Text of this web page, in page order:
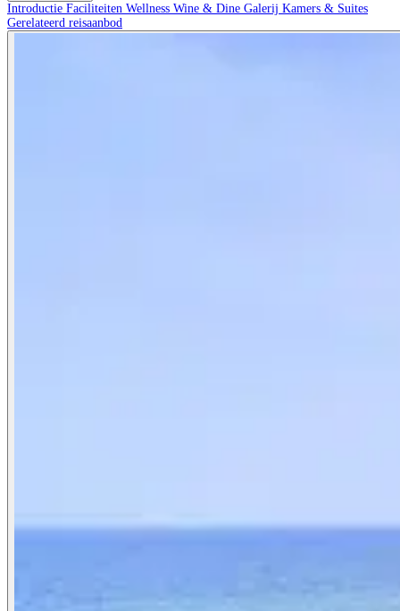
Introductie Faciliteiten Wellness Wine & Dine Galerij Kamers & Suites
Gerelateerd reisaanbod